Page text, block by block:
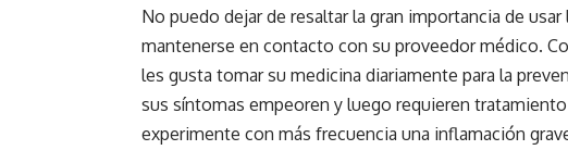
No puedo dejar de resaltar la gran importancia de
mantenerse en contacto con su proveedor médico.
les gusta tomar su medicina diariamente para la
sus síntomas empeoren y luego requieren
experimente con más frecuencia una inflamación